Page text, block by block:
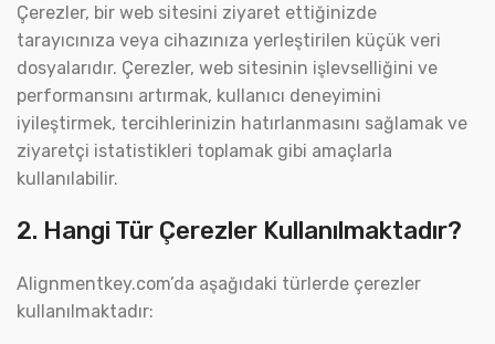
Çerezler, bir web sitesini ziyaret ettiğinizde
tarayıcınıza veya cihazınıza yerleştirilen küçük veri
dosyalarıdır. Çerezler, web sitesinin işlevselliğini ve
performansını artırmak, kullanıcı deneyimini
iyileştirmek, tercihlerinizin hatırlanmasını sağlamak ve
ziyaretçi istatistikleri toplamak gibi amaçlarla
kullanılabilir.
2. Hangi Tür Çerezler Kullanılmaktadır?
Alignmentkey.com’da aşağıdaki türlerde çerezler
kullanılmaktadır: